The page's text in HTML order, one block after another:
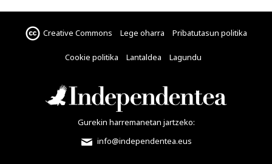
Creative Commons Lege oharra Pribatutasun politika
Cookie politika Lantaldea Lagundu
Gurekin harremanetan jartzeko:
info@independentea.eus